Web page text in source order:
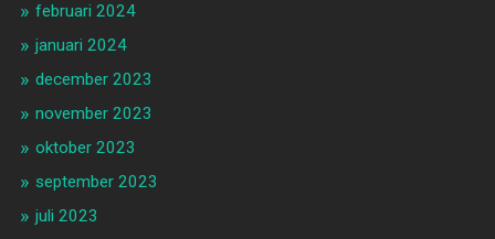
februari 2024
januari 2024
december 2023
november 2023
oktober 2023
september 2023
juli 2023